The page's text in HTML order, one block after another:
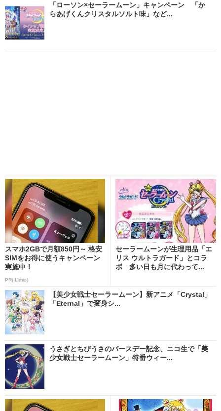
「ローソン×セーラームーン」キャンペーン 「か
らあげくんクリスタルソルト味」など...
スマホ2GBで月額850円～ 格安
SIMをお得に使うキャンペーン
実施中！
PR(IIJmio)
セーラームーンが生理用品「エ
リス ウルトラガード」とコラ
ボ 多い日も月に代わって...
【美少女戦士セーラームーン】新アニメ「Crystal」
「Eternal」で変身シ...
うさぎとちびうさのバースデー記念、ニコ生で「美
少女戦士セーラームーン」特番ウィー...